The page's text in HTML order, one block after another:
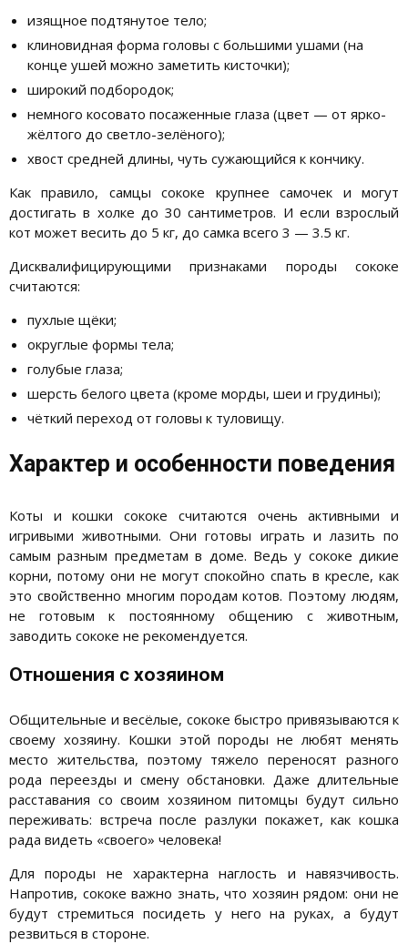
изящное подтянутое тело;
клиновидная форма головы с большими ушами (на
конце ушей можно заметить кисточки);
широкий подбородок;
немного косовато посаженные глаза (цвет — от ярко-
жёлтого до светло-зелёного);
хвост средней длины, чуть сужающийся к кончику.
Как правило, самцы сококе крупнее самочек и могут
достигать в холке до 30 сантиметров. И если взрослый
кот может весить до 5 кг, до самка всего 3 — 3.5 кг.
Дисквалифицирующими признаками породы сококе
считаются:
пухлые щёки;
округлые формы тела;
голубые глаза;
шерсть белого цвета (кроме морды, шеи и грудины);
чёткий переход от головы к туловищу.
Характер и особенности поведения
Коты и кошки сококе считаются очень активными и
игривыми животными. Они готовы играть и лазить по
самым разным предметам в доме. Ведь у сококе дикие
корни, потому они не могут спокойно спать в кресле, как
это свойственно многим породам котов. Поэтому людям,
не готовым к постоянному общению с животным,
заводить сококе не рекомендуется.
Отношения с хозяином
Общительные и весёлые, сококе быстро привязываются к
своему хозяину. Кошки этой породы не любят менять
место жительства, поэтому тяжело переносят разного
рода переезды и смену обстановки. Даже длительные
расставания со своим хозяином питомцы будут сильно
переживать: встреча после разлуки покажет, как кошка
рада видеть «своего» человека!
Для породы не характерна наглость и навязчивость.
Напротив, сококе важно знать, что хозяин рядом: они не
будут стремиться посидеть у него на руках, а будут
резвиться в стороне.